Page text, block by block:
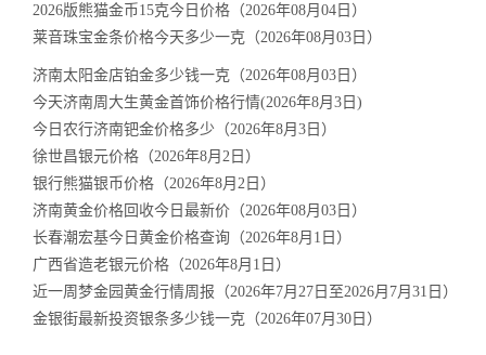
2026版熊猫金币15克今日价格（2026年08月04日）
莱音珠宝金条价格今天多少一克（2026年08月03日）
济南太阳金店铂金多少钱一克（2026年08月03日）
今天济南周大生黄金首饰价格行情(2026年8月3日)
今日农行济南钯金价格多少（2026年8月3日）
徐世昌银元价格（2026年8月2日）
银行熊猫银币价格（2026年8月2日）
济南黄金价格回收今日最新价（2026年08月03日）
长春潮宏基今日黄金价格查询（2026年8月1日）
广西省造老银元价格（2026年8月1日）
近一周梦金园黄金行情周报（2026年7月27日至2026月7月31日）
金银街最新投资银条多少钱一克（2026年07月30日）